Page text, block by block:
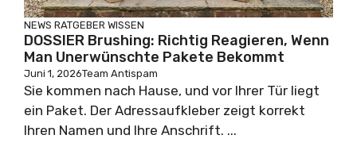
NEWS RATGEBER WISSEN
DOSSIER Brushing: Richtig Reagieren, Wenn
Man Unerwünschte Pakete Bekommt
Juni 1, 2026Team Antispam
Sie kommen nach Hause, und vor Ihrer Tür liegt
ein Paket. Der Adressaufkleber zeigt korrekt
Ihren Namen und Ihre Anschrift. ...